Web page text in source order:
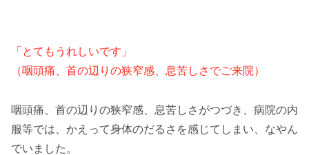
「とてもうれしいです」
（咽頭痛、首の辺りの狭窄感、息苦しさでご来院）
咽頭痛、首の辺りの狭窄感、息苦しさがつづき、病院の内
服等では、かえって身体のだるさを感じてしまい、なやん
でいました。